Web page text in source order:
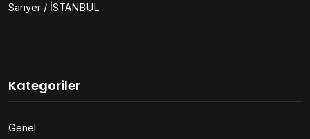
Sarıyer / İSTANBUL
Kategoriler
Genel